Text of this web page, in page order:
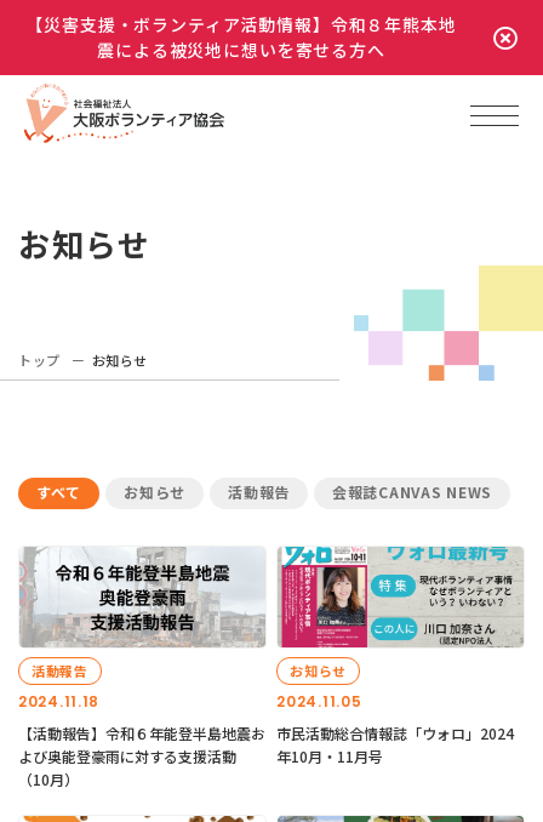
【災害支援・ボランティア活動情報】令和８年熊本地
震による被災地に想いを寄せる方へ
お知らせ
トップ お知らせ
すべて お知らせ 活動報告 会報誌CANVAS NEWS
2024.11.18
活動報告
【活動報告】令和６年能登半島地震お
よび奥能登豪雨に対する支援活動
（10月）
2024.11.05
お知らせ
市民活動総合情報誌「ウォロ」2024
年10月・11月号